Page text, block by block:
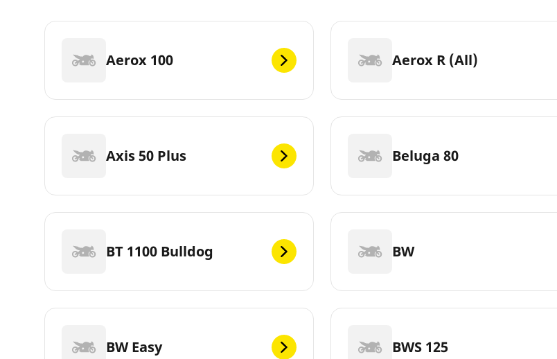
Aerox 100 Aerox R (All)
Axis 50 Plus Beluga 80
BT 1100 Bulldog BW
BW Easy BWS 125